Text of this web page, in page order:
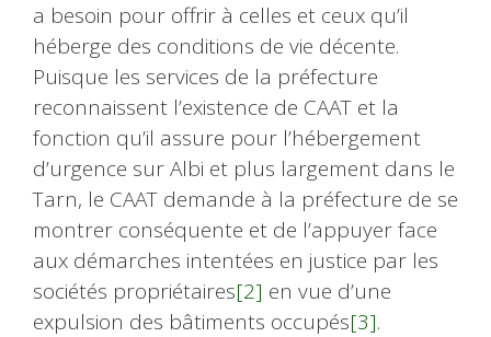
a besoin pour offrir à celles et ceux qu’il
héberge des conditions de vie décente.
Puisque les services de la préfecture
reconnaissent l’existence de CAAT et la
fonction qu’il assure pour l’hébergement
d’urgence sur Albi et plus largement dans le
Tarn, le CAAT demande à la préfecture de se
montrer conséquente et de l’appuyer face
aux démarches intentées en justice par les
sociétés propriétaires[2] en vue d’une
expulsion des bâtiments occupés[3].